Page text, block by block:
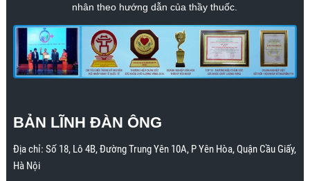
nhân theo hướng dẫn của thầy thuốc.
BẢN LĨNH ĐÀN ÔNG
Địa chỉ: Số 18, Lô 4B, Đường Trung Yên 10A, P Yên Hòa, Quận Cầu Giấy,
Hà Nội